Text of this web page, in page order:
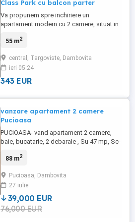
Class Park cu balcon parter
Va propunem spre inchiriere un
apartament modern cu 2 camere, situat in
intr-un imobil dotat cu lift. Locuinta este
pentru mutare imediata. Apartamentul este
foarte bine intretinut, amenajat cu atentie
la detalii ...
55 m2
central, Targoviste, Dambovita
ieri 05:24
343 EUR
vanzare apartament 2 camere
Pucioasa
PUCIOASA- vand apartament 2 camere,
baie, bucatarie, 2 debarale , Su 47 mp, Sc-
termopan, pret 39000 euro
88 m2
Pucioasa, Dambovita
27 iulie
39,000 EUR
76,000 EUR